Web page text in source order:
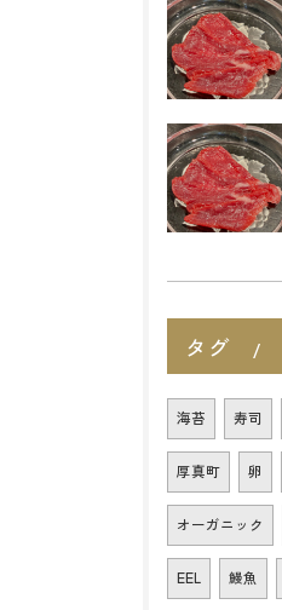
タグ
海苔 寿司
厚真町 卵
オーガニック
EEL 鰻魚